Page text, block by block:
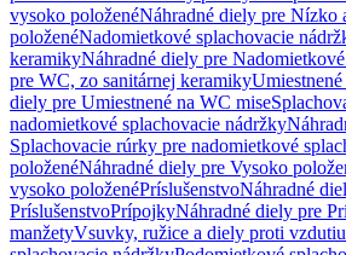
vysoko položenéNáhradné diely pre Nízko
položenéNadomietkové splachovacie
keramikyNáhradné diely pre
pre WC, zo sanitárnej keramiky
diely pre Umiestnené na WC mise
nadomietkové splachovacie nádržky
Splachovacie rúrky pre nadomietkové
položenéNáhradné diely pre Vysoko
vysoko položenéPríslušenstvoNáhradné
PríslušenstvoPrípojkyNáhradné diely pre
manžetyVsuvky, ružice a diely proti vzdutiu